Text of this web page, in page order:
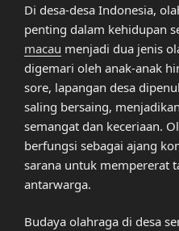
Di desa-desa Indonesia,
penting dalam kehidupan
macau menjadi dua jenis
digemari oleh anak-anak
sore, lapangan desa
saling bersaing,
semangat dan keceriaan.
berfungsi sebagai ajang
sarana untuk mempererat
antarwarga.
Budaya olahraga di desa